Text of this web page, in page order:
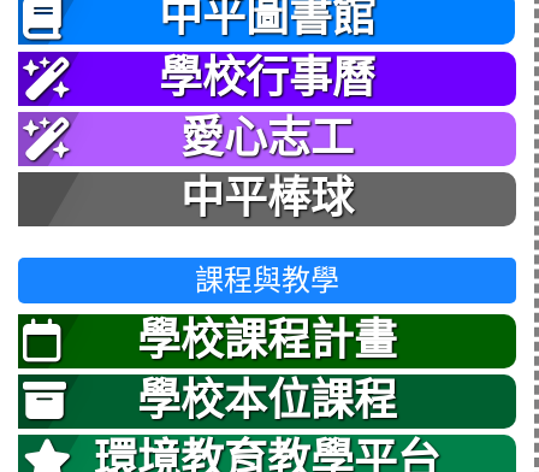
中平圖書館
學校行事曆
愛心志工
中平棒球
課程與教學
學校課程計畫
學校本位課程
環境教育教學平台